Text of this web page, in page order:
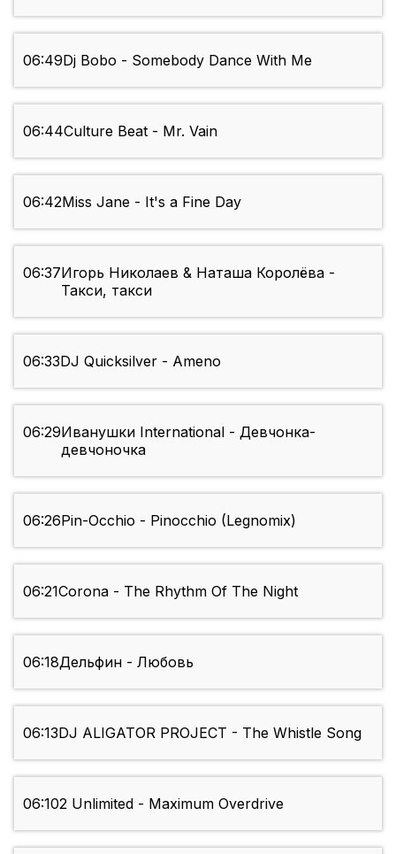
06:49Dj Bobo - Somebody Dance With Me
06:44Culture Beat - Mr. Vain
06:42Miss Jane - It's a Fine Day
06:37Игорь Николаев & Наташа Королёва -
Такси, такси
06:33DJ Quicksilver - Ameno
06:29Иванушки International - Девчонка-
девчоночка
06:26Pin-Occhio - Pinocchio (Legnomix)
06:21Corona - The Rhythm Of The Night
06:18Дельфин - Любовь
06:13DJ ALIGATOR PROJECT - The Whistle Song
06:102 Unlimited - Maximum Overdrive